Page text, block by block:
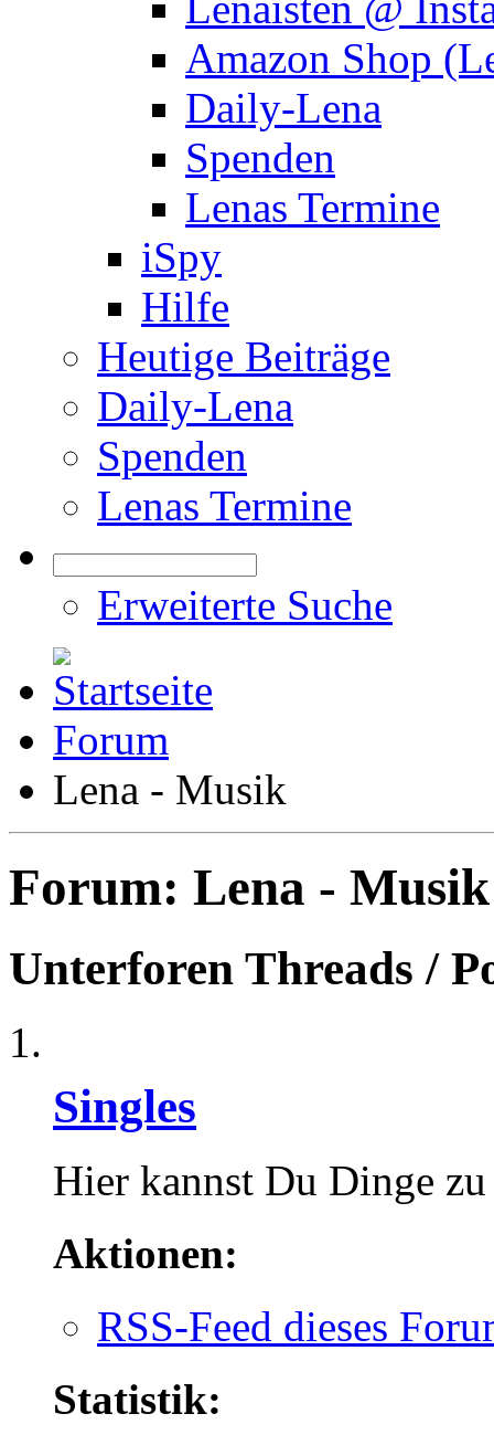
Amazon Shop
Daily-Lena
Spenden
Lenas Termine
iSpy
Hilfe
Heutige Beiträge
Daily-Lena
Spenden
Lenas Termine
Erweiterte Suche
Forum
Lena - Musik
Forum: Lena - Musik
Unterforen Threads /
Singles
Hier kannst Du Dinge
Aktionen:
RSS-Feed dieses
Statistik: